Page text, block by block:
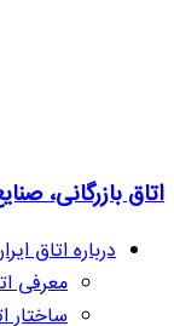
اتاق بازرگانی،
درباره اتاق
معرفی
ساختار